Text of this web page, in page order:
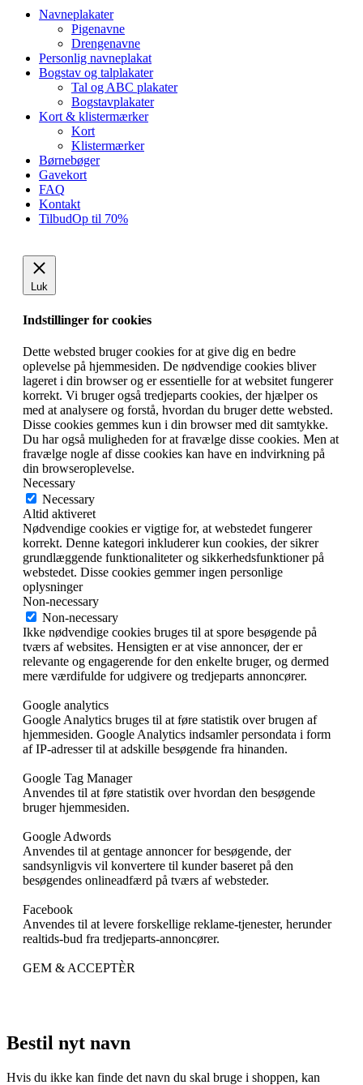
Close
Navneplakater
Pigenavne
Drengenavne
Personlig navneplakat
Bogstav og talplakater
Tal og ABC plakater
Bogstavplakater
Kort & klistermærker
Kort
Klistermærker
Børnebøger
Gavekort
FAQ
Kontakt
TilbudOp til 70%
Luk
Indstillinger for cookies
Dette websted bruger cookies for at give dig en bedre
oplevelse på hjemmesiden. De nødvendige cookies bliver
lageret i din browser og er essentielle for at websitet fungerer
korrekt. Vi bruger også tredjeparts cookies, der hjælper os
med at analysere og forstå, hvordan du bruger dette websted.
Disse cookies gemmes kun i din browser med dit samtykke.
Du har også muligheden for at fravælge disse cookies. Men at
fravælge nogle af disse cookies kan have en indvirkning på
din browseroplevelse.
Necessary
Necessary
Altid aktiveret
Nødvendige cookies er vigtige for, at webstedet fungerer
korrekt. Denne kategori inkluderer kun cookies, der sikrer
grundlæggende funktionaliteter og sikkerhedsfunktioner på
webstedet. Disse cookies gemmer ingen personlige
oplysninger
Non-necessary
Non-necessary
Ikke nødvendige cookies bruges til at spore besøgende på
tværs af websites. Hensigten er at vise annoncer, der er
relevante og engagerende for den enkelte bruger, og dermed
mere værdifulde for udgivere og tredjeparts annoncører.
Google analytics
Google Analytics bruges til at føre statistik over brugen af
hjemmesiden. Google Analytics indsamler persondata i form
af IP-adresser til at adskille besøgende fra hinanden.
Google Tag Manager
Anvendes til at føre statistik over hvordan den besøgende
bruger hjemmesiden.
Google Adwords
Anvendes til at gentage annoncer for besøgende, der
sandsynligvis vil konvertere til kunder baseret på den
besøgendes onlineadfærd på tværs af websteder.
Facebook
Anvendes til at levere forskellige reklame-tjenester, herunder
realtids-bud fra tredjeparts-annoncører.
GEM & ACCEPTÈR
Bestil nyt navn
Hvis du ikke kan finde det navn du skal bruge i shoppen, kan